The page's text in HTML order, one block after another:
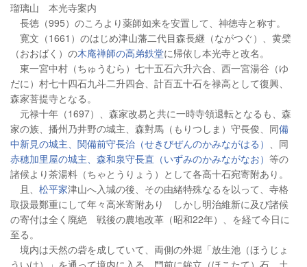
瑠璃山 本光寺案内
長徳（995）のころより薬師如来を安置して、神徳寺と称す。
寛文（1661）のはじめ津山藩二代目森長継（ながつぐ）、黄檗
（おおばく）の木庵禅師の高弟鉄堂に帰依し本光寺と改名。
東一宮中村（ちゅうむら）七十五石六升六合、西一宮湯谷（ゆ
だに）村七十四石九斗二升四合、計百五十石を禄高として復興、
森家菩提寺となる。
元禄十年（1697）、森家改易と共に一時寺領退転となるも、森
家の族、播州乃井野の城主、森對馬（もりつしま）守長俊、同備
中新見の城主、関備前守長治（せきびぜんのかみながはる） 、同
赤穂加里屋の城主、森和泉守長直（いずみのかみながなお） 等の
諸候より茶湯料（ちゃとうりょう）として各高十石宛寄附あり。
且、 松平家津山へ入城の後、その由緒特殊なるを以って、寺格
取扱最鄭重にして年々高米寄附あり しかし明治維新に及び諸候
の寄付は全く廃絶 戦後の農地改革（昭和22年）、を経て今日に
至る。
境内は天然の砦を成していて、両側の外堀「放生池（ほうじょ